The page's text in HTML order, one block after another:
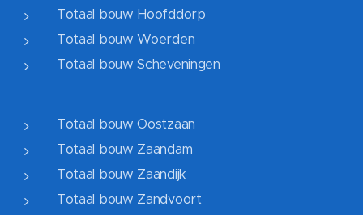
Totaal bouw Hoofddorp
Totaal bouw Woerden
Totaal bouw Scheveningen
Totaal bouw Oostzaan
Totaal bouw Zaandam
Totaal bouw Zaandijk
Totaal bouw Zandvoort